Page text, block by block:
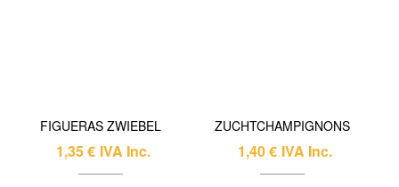
FIGUERAS ZWIEBEL
1,35€ IVA Inc.
ZUCHTCHAMPIGNONS
1,40€ IVA Inc.